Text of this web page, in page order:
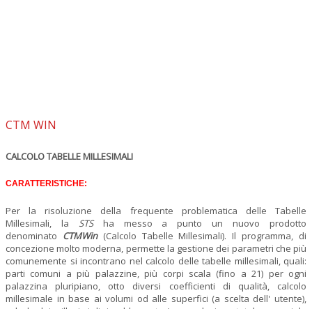
CTM WIN
CALCOLO TABELLE MILLESIMALI
CARATTERISTICHE:
Per la risoluzione della frequente problematica delle Tabelle
Millesimali, la STSha messo a punto un nuovo prodotto
denominato CTMWin(Calcolo Tabelle Millesimali). Il programma, di
concezione molto moderna, permette la gestione dei parametri che più
comunemente si incontrano nel calcolo delle tabelle millesimali, quali:
parti comuni a più palazzine, più corpi scala (fino a 21) per ogni
palazzina pluripiano, otto diversi coefficienti di qualità, calcolo
millesimale in base ai volumi od alle superfici (a scelta dell' utente),